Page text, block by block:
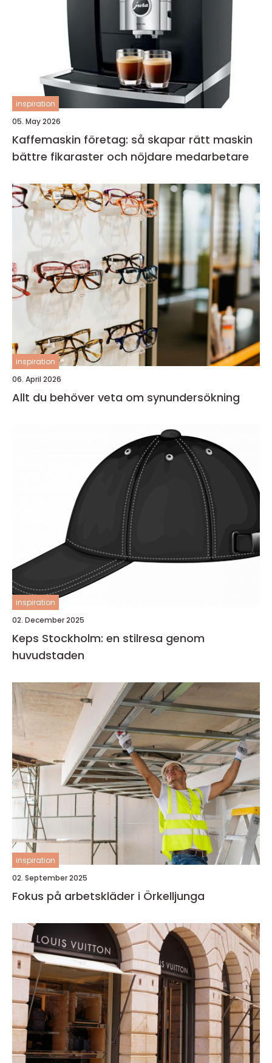
inspiration
05. May 2026
Kaffemaskin företag: så skapar rätt maskin
bättre fikaraster och nöjdare medarbetare
inspiration
06. April 2026
Allt du behöver veta om synundersökning
inspiration
02. December 2025
Keps Stockholm: en stilresa genom
huvudstaden
inspiration
02. September 2025
Fokus på arbetskläder i Örkelljunga